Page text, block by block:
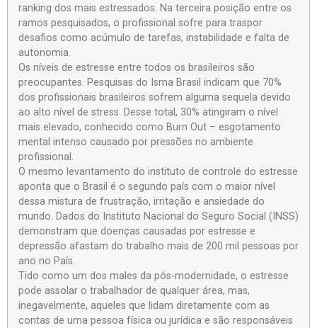
ranking dos mais estressados. Na terceira posição entre os
ramos pesquisados, o profissional sofre para traspor
desafios como acúmulo de tarefas, instabilidade e falta de
autonomia.
Os níveis de estresse entre todos os brasileiros são
preocupantes. Pesquisas do Isma Brasil indicam que 70%
dos profissionais brasileiros sofrem alguma sequela devido
ao alto nível de stress. Desse total, 30% atingiram o nível
mais elevado, conhecido como Burn Out – esgotamento
mental intenso causado por pressões no ambiente
profissional.
O mesmo levantamento do instituto de controle do estresse
aponta que o Brasil é o segundo país com o maior nível
dessa mistura de frustração, irritação e ansiedade do
mundo. Dados do Instituto Nacional do Seguro Social (INSS)
demonstram que doenças causadas por estresse e
depressão afastam do trabalho mais de 200 mil pessoas por
ano no País.
Tido como um dos males da pós-modernidade, o estresse
pode assolar o trabalhador de qualquer área, mas,
inegavelmente, aqueles que lidam diretamente com as
contas de uma pessoa física ou jurídica e são responsáveis